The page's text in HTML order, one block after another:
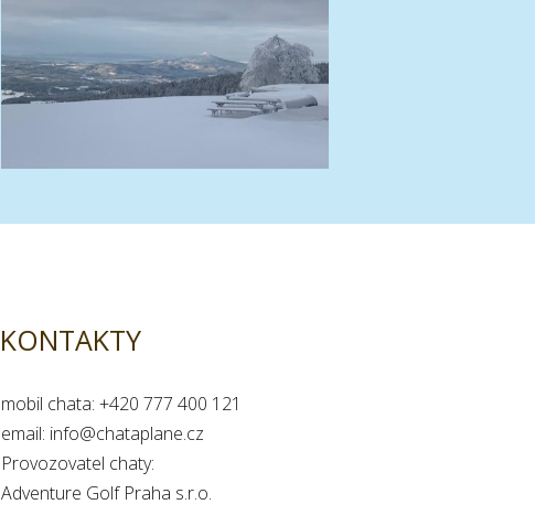
KONTAKTY
mobil chata: +420 777 400 121
email: info@chataplane.cz
Provozovatel chaty:
Adventure Golf Praha s.r.o.